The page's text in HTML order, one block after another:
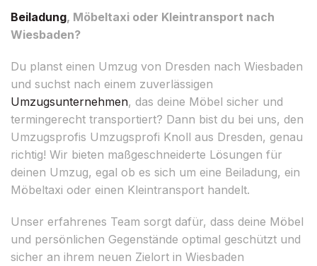
Beiladung, Möbeltaxi oder Kleintransport nach
Wiesbaden?
Du planst einen Umzug von Dresden nach Wiesbaden
und suchst nach einem zuverlässigen
Umzugsunternehmen, das deine Möbel sicher und
termingerecht transportiert? Dann bist du bei uns, den
Umzugsprofis Umzugsprofi Knoll aus Dresden, genau
richtig! Wir bieten maßgeschneiderte Lösungen für
deinen Umzug, egal ob es sich um eine Beiladung, ein
Möbeltaxi oder einen Kleintransport handelt.
Unser erfahrenes Team sorgt dafür, dass deine Möbel
und persönlichen Gegenstände optimal geschützt und
sicher an ihrem neuen Zielort in Wiesbaden